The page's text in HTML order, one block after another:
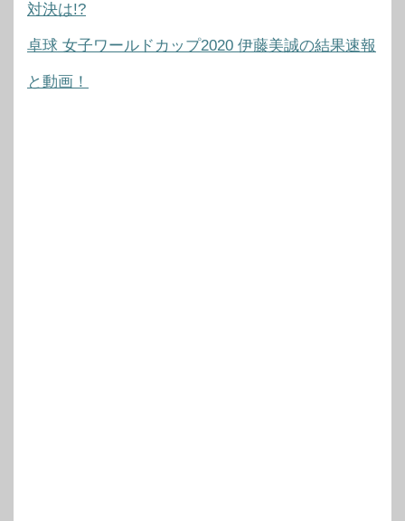
対決は!?
卓球 女子ワールドカップ2020 伊藤美誠の結果速報
と動画！